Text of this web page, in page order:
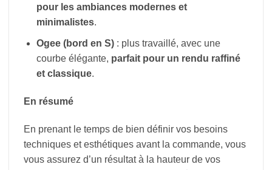
pour les ambiances modernes et
minimalistes.
Ogee (bord en S): plus travaillé, avec une
courbe élégante, parfait pour un rendu raffiné
et classique.
En résumé
En prenant le temps de bien définir vos besoins
techniques et esthétiques avant la commande, vous
vous assurez d’un résultat à la hauteur de vos